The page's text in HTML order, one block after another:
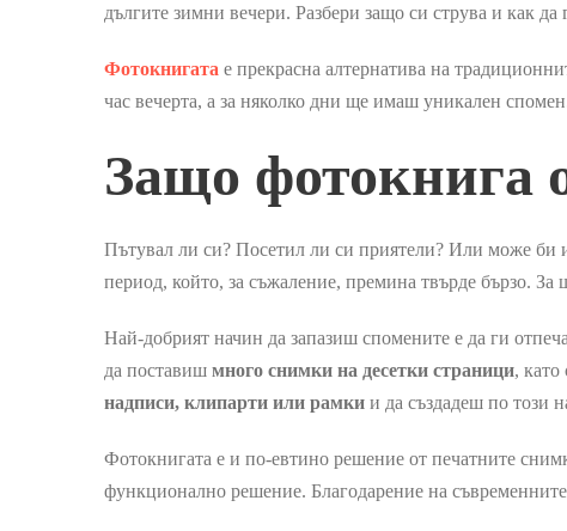
дългите зимни вечери. Разбери защо си струва и как
Фотокнигата е прекрасна алтернатива на
час вечерта, а за няколко дни ще имаш уникален
Защо фотокнига
Пътувал ли си? Посетил ли си приятели? Или може би
период, който, за съжаление, премина твърде бързо.
Най-добрият начин да запазиш спомените е да ги
да поставиш много снимки на десетки страници,
надписи, клипарти или рамки и да създадеш по този
Фотокнигата е и по-евтино решение от печатните
функционално решение. Благодарение на